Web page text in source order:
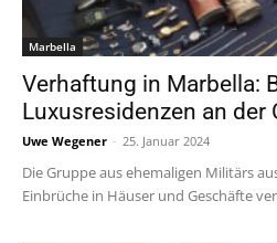
Marbella
Verhaftung in Marbella:
Luxusresidenzen an der
Uwe Wegener - 25. Januar 2024
Die Gruppe aus ehemaligen Militärs
Einbrüche in Häuser und Geschäfte